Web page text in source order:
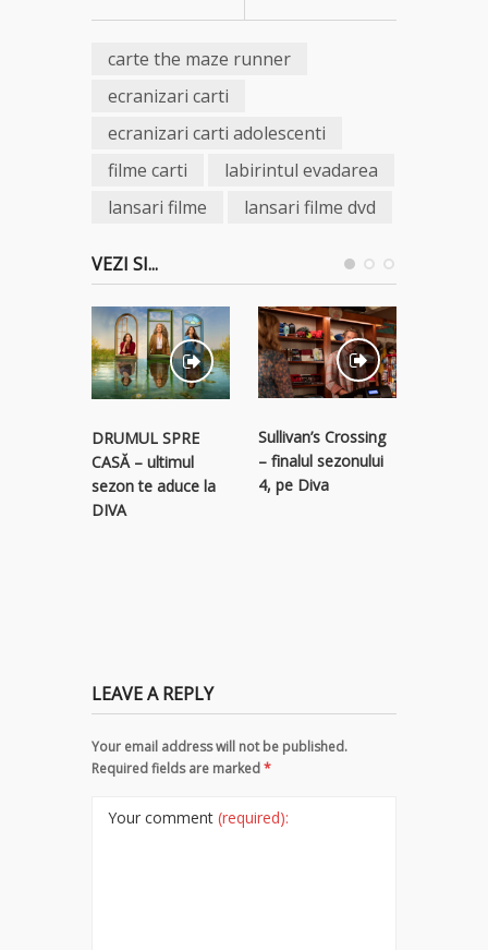
carte the maze runner
ecranizari carti
ecranizari carti adolescenti
filme carti
labirintul evadarea
lansari filme
lansari filme dvd
VEZI SI...
DRUMUL SPRE
CASĂ – ultimul
sezon te aduce la
DIVA
Sullivan’s Crossing
– finalul sezonului
4, pe Diva
LEAVE A REPLY
Your email address will not be published.
Required fields are marked*
Your comment (required):